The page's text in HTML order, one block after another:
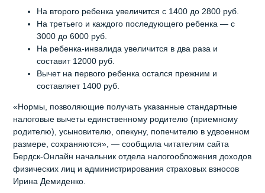
На второго ребенка увеличится с 1400 до 2800 руб.
На третьего и каждого последующего ребенка — с
3000 до 6000 руб.
На ребенка-инвалида увеличится в два раза и
составит 12000 руб.
Вычет на первого ребенка остался прежним и
составляет 1400 руб.
«Нормы, позволяющие получать указанные стандартные
налоговые вычеты единственному родителю (приемному
родителю), усыновителю, опекуну, попечителю в удвоенном
размере, сохраняются», — сообщила читателям сайта
Бердск-Онлайн начальник отдела налогообложения доходов
физических лиц и администрирования страховых взносов
Ирина Демиденко.